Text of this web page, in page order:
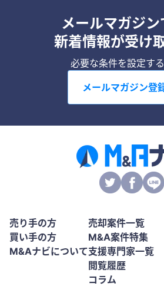
メールマガジン
新着情報が受け
必要な条件を設定する
メールマガジン登
売り手の方
買い手の方
M&Aナビについて
売却案件一覧
M&A案件特集
支援専門家一覧
閲覧履歴
コラム